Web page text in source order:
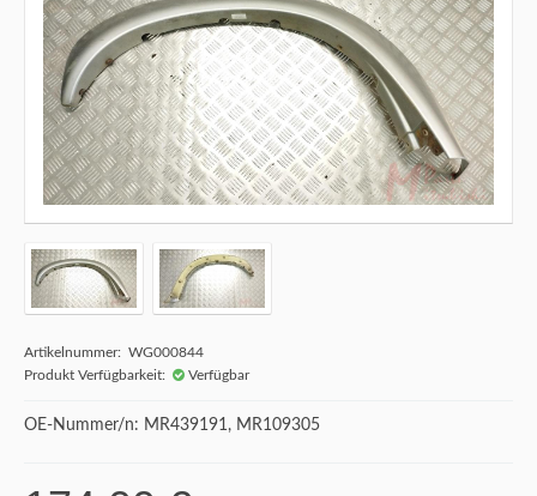
Artikelnummer: WG000844
Produkt Verfügbarkeit:
Verfügbar
OE-Nummer/n: MR439191, MR109305